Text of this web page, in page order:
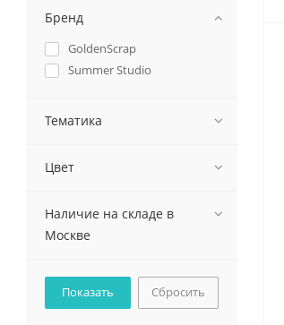
Бренд
GoldenScrap
Summer Studio
Тематика
Цвет
Наличие на складе в
Москве
Сбросить